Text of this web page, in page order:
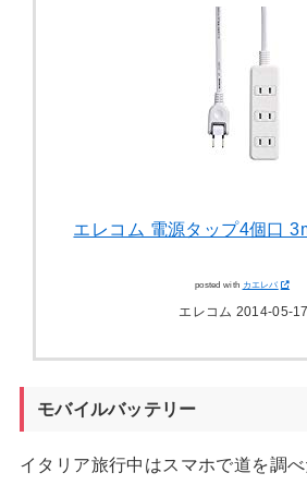
エレコム 電源タップ4個口
posted with カエレバ
エレコム 2014-05-17
モバイルバッテリー
イタリア旅行中はスマホで道を調